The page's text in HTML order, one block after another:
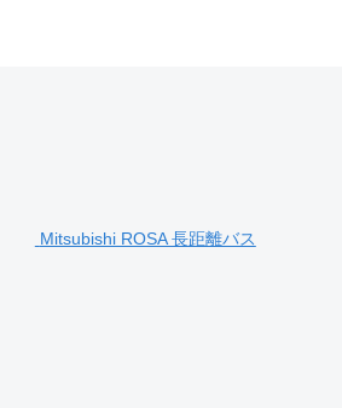
Mitsubishi ROSA 長距離バス